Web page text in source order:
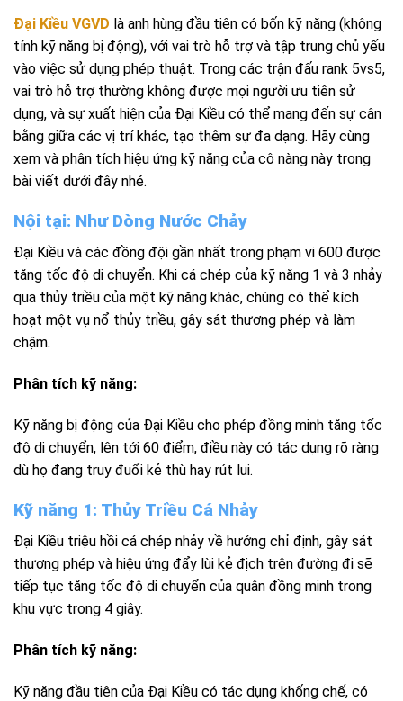
Đại Kiều VGVD là anh hùng đầu tiên có bốn kỹ năng (không
tính kỹ năng bị động), với vai trò hỗ trợ và tập trung chủ yếu
vào việc sử dụng phép thuật. Trong các trận đấu rank 5vs5,
vai trò hỗ trợ thường không được mọi người ưu tiên sử
dụng, và sự xuất hiện của Đại Kiều có thể mang đến sự cân
bằng giữa các vị trí khác, tạo thêm sự đa dạng. Hãy cùng
xem và phân tích hiệu ứng kỹ năng của cô nàng này trong
bài viết dưới đây nhé.
Nội tại: Như Dòng Nước Chảy
Đại Kiều và các đồng đội gần nhất trong phạm vi 600 được
tăng tốc độ di chuyển. Khi cá chép của kỹ năng 1 và 3 nhảy
qua thủy triều của một kỹ năng khác, chúng có thể kích
hoạt một vụ nổ thủy triều, gây sát thương phép và làm
chậm.
Phân tích kỹ năng:
Kỹ năng bị động của Đại Kiều cho phép đồng minh tăng tốc
độ di chuyển, lên tới 60 điểm, điều này có tác dụng rõ ràng
dù họ đang truy đuổi kẻ thù hay rút lui.
Kỹ năng 1: Thủy Triều Cá Nhảy
Đại Kiều triệu hồi cá chép nhảy về hướng chỉ định, gây sát
thương phép và hiệu ứng đẩy lùi kẻ địch trên đường đi sẽ
tiếp tục tăng tốc độ di chuyển của quân đồng minh trong
khu vực trong 4 giây.
Phân tích kỹ năng:
Kỹ năng đầu tiên của Đại Kiều có tác dụng khống chế, có